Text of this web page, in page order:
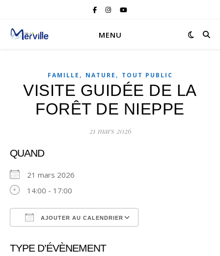
MENU
FAMILLE , NATURE , TOUT PUBLIC
VISITE GUIDÉE DE LA
FORÊT DE NIEPPE
21 mars 2026
QUAND
21 mars 2026
14:00 - 17:00
AJOUTER AU CALENDRIER
TYPE D’ÉVÈNEMENT